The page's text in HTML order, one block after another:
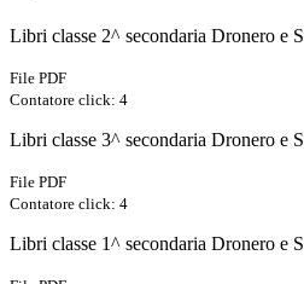
Libri classe 2^ secondaria Dronero e
File PDF
Contatore click: 4
Libri classe 3^ secondaria Dronero e
File PDF
Contatore click: 4
Libri classe 1^ secondaria Dronero e